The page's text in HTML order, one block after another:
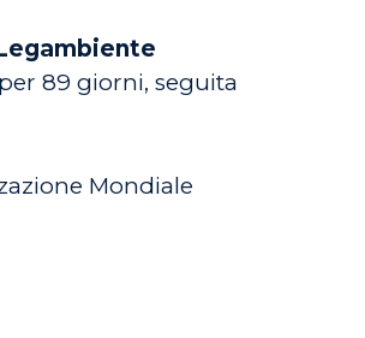
89 giorni, seguita
Mondiale